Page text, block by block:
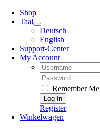
Skip
Shop
Taal
Deutsch
English
Support-Center
My Account
Username:
Password:
Remember Me
Register
Winkelwagen